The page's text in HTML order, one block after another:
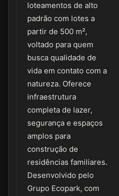
loteamentos de alto
padrão com lotes a
partir de 500 m²,
voltado para quem
busca qualidade de
vida em contato com a
natureza. Oferece
infraestrutura
completa de lazer,
segurança e espaços
amplos para
construção de
residências familiares.
Desenvolvido pelo
Grupo Ecopark, com